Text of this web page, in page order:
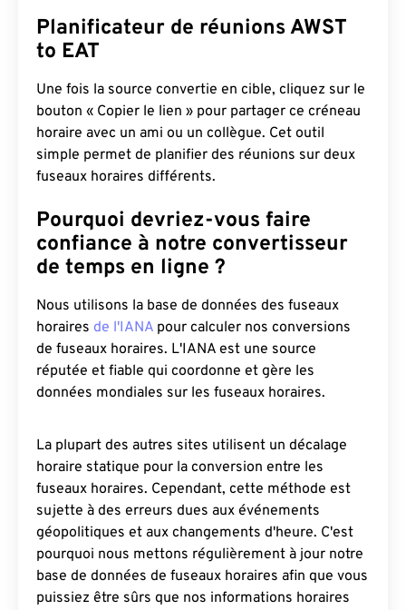
Planificateur de réunions AWST
to EAT
Une fois la source convertie en cible, cliquez sur le
bouton « Copier le lien » pour partager ce créneau
horaire avec un ami ou un collègue. Cet outil
simple permet de planifier des réunions sur deux
fuseaux horaires différents.
Pourquoi devriez-vous faire
confiance à notre convertisseur
de temps en ligne ?
Nous utilisons la base de données des fuseaux
horaires de l'IANA pour calculer nos conversions
de fuseaux horaires. L'IANA est une source
réputée et fiable qui coordonne et gère les
données mondiales sur les fuseaux horaires.
La plupart des autres sites utilisent un décalage
horaire statique pour la conversion entre les
fuseaux horaires. Cependant, cette méthode est
sujette à des erreurs dues aux événements
géopolitiques et aux changements d'heure. C'est
pourquoi nous mettons régulièrement à jour notre
base de données de fuseaux horaires afin que vous
puissiez être sûrs que nos informations horaires